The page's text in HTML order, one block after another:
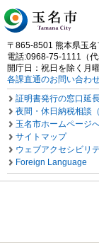
〒865-8501 熊本県玉
電話:0968-75-1111（代
開庁日：祝日を除く月
各課直通のお問い合わ
証明書発行の窓口延
夜間・休日納税相談（
玉名市ホームページ
サイトマップ
ウェブアクセシビリ
Foreign Language